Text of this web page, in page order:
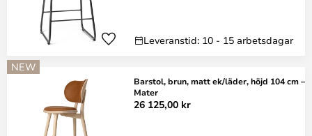
Leveranstid: 10 - 15 arbetsdagar
NEW
Barstol, brun, matt ek/läder, höjd 104 cm –
Mater
26 125,00 kr